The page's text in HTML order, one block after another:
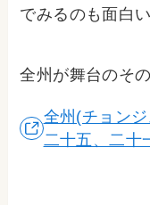
でみるのも面白
全州が舞台のそ
全州(チョン
二十五、二十